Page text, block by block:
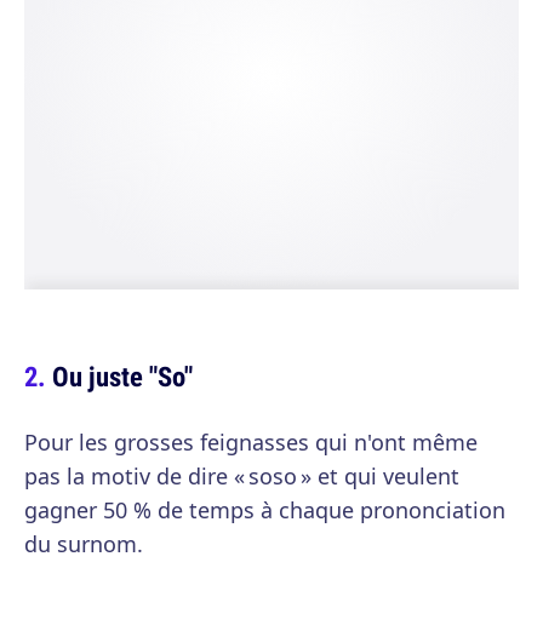
Ou juste "So"
Pour les grosses feignasses qui n'ont même
pas la motiv de dire « soso » et qui veulent
gagner 50 % de temps à chaque prononciation
du surnom.